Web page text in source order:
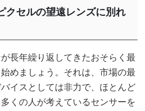
クセルの望遠レンズに別れ
長年繰り返してきたおそらく最
めましょう。それは、市場の最
イスとしては非力で、ほとんど
くの人が考えているセンサーを